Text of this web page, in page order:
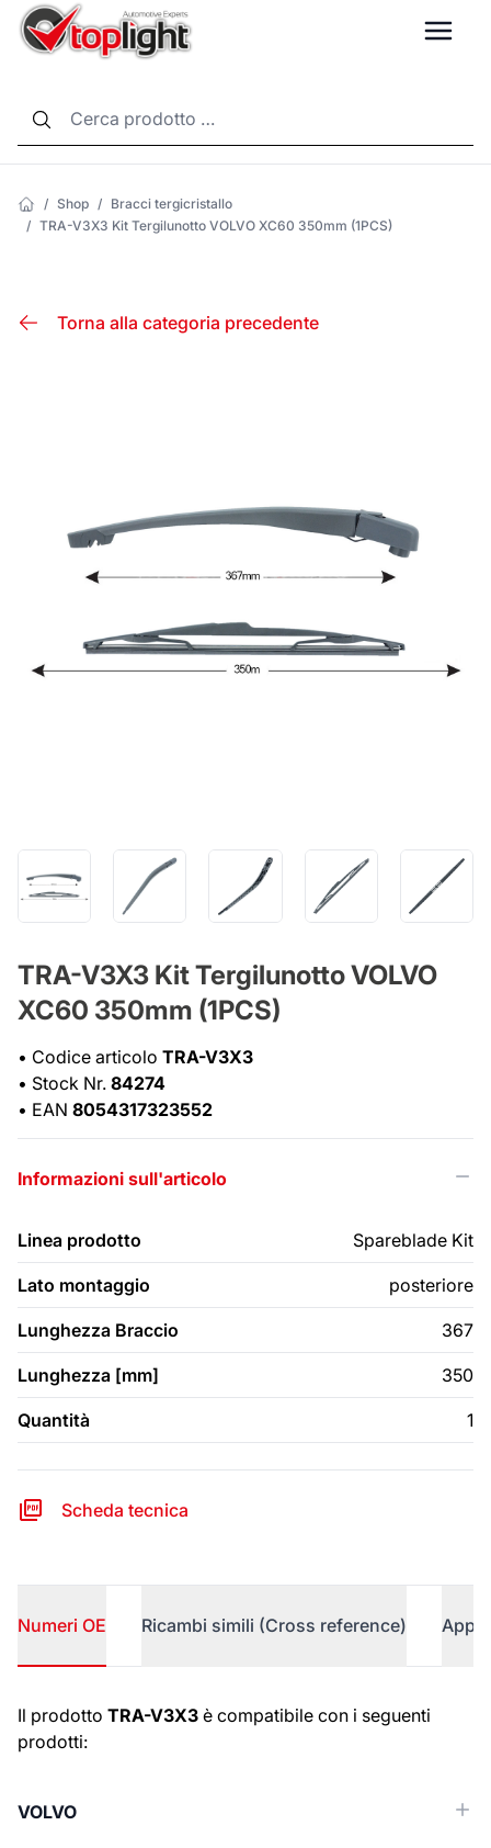
/ Shop / Bracci tergicristallo
/ TRA-V3X3 Kit Tergilunotto VOLVO XC60 350mm (1PCS)
Torna alla categoria precedente
TRA-V3X3 Kit Tergilunotto VOLVO
XC60 350mm (1PCS)
• Codice articolo TRA-V3X3
• Stock Nr. 84274
• EAN 8054317323552
Informazioni sull'articolo
Linea prodotto Spareblade Kit
Lato montaggio posteriore
Lunghezza Braccio 367
Lunghezza [mm] 350
Quantità 1
Scheda tecnica
Numeri OE Ricambi simili (Cross reference)
Numeri OE
Il prodotto TRA-V3X3 è compatibile con i seguenti
prodotti:
VOLVO